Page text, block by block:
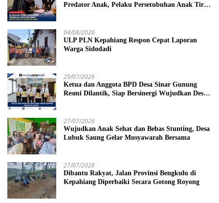
Predator Anak, Pelaku Persetubuhan Anak Tiri
04/08/2026
ULP PLN Kepahiang Respon Cepat Laporan
Warga Sidodadi
29/07/2026
Ketua dan Anggota BPD Desa Sinar Gunung
Resmi Dilantik, Siap Bersinergi Wujudkan Desa
27/07/2026
Wujudkan Anak Sehat dan Bebas Stunting, Desa
Lubuk Saung Gelar Musyawarah Bersama
27/07/2026
Dibantu Rakyat, Jalan Provinsi Bengkulu di
Kepahiang Diperbaiki Secara Gotong Royong